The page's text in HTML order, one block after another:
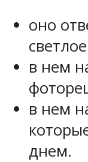
оно
в нем
в нем
днем.